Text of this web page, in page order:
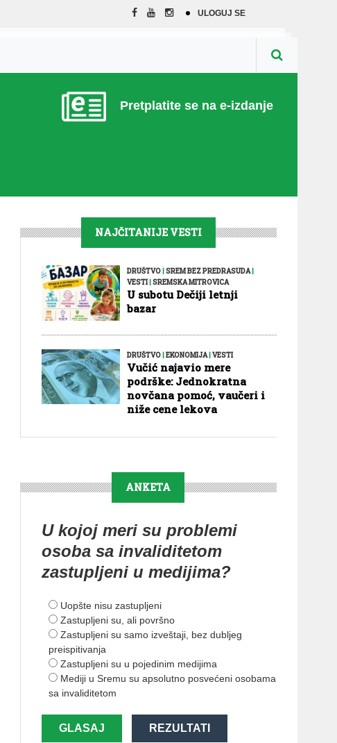
ULOGUJ SE
Pretplatite se na e-izdanje
NAJČITANIJE VESTI
DRUŠTVO|SREM BEZ PREDRASUDA|
VESTI|SREMSKA MITROVICA
U subotu Dečiji letnji
bazar
DRUŠTVO|EKONOMIJA|VESTI
Vučić najavio mere
podrške: Jednokratna
novčana pomoć, vaučeri i
niže cene lekova
ANKETA
U kojoj meri su problemi
osoba sa invaliditetom
zastupljeni u medijima?
Uopšte nisu zastupljeni
Zastupljeni su, ali površno
Zastupljeni su samo izveštaji, bez dubljeg
preispitivanja
Zastupljeni su u pojedinim medijima
Mediji u Sremu su apsolutno posvećeni osobama
sa invaliditetom
GLASAJ REZULTATI